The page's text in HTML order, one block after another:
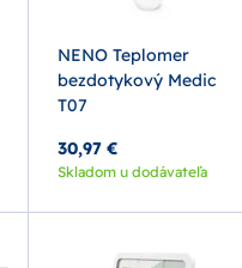
NENO Teplomer
bezdotykový Medic
T07
30,97 €
Skladom u dodávateľa